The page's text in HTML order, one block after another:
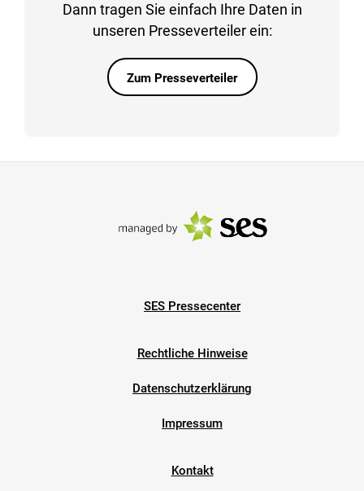
Dann tragen Sie einfach Ihre Daten in
unseren Presseverteiler ein:
Zum Presseverteiler
SES Pressecenter
Rechtliche Hinweise
Datenschutzerklärung
Impressum
Kontakt